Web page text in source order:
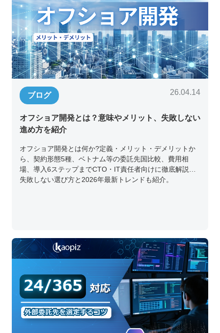
ブログ 26.04.14
オフショア開発とは？意味やメリット、失敗しない
進め方を紹介
オフショア開発とは何か?定義・メリット・デメリットか
ら、契約形態5種、ベトナム等の委託先国比較、費用相
場、導入6ステップまでCTO・IT責任者向けに徹底解説。
失敗しない選び方と2026年最新トレンドも紹介。